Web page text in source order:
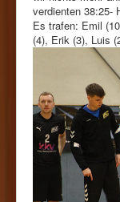
verdienten 38:25-
Es trafen: Emil
(4), Erik (3), Luis